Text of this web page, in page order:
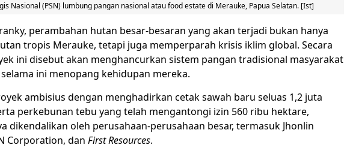
Nasional (PSN) lumbung pangan nasional atau food estate di Merauke, Papua Selatan. [Ist]
perambahan hutan besar-besaran yang akan terjadi bukan hanya
tropis Merauke, tetapi juga memperparah krisis iklim global. Secara
ini disebut akan menghancurkan sistem pangan tradisional masyarakat
ini menopang kehidupan mereka.
ambisius dengan menghadirkan cetak sawah baru seluas 1,2 juta
perkebunan tebu yang telah mengantongi izin 560 ribu hektare,
dikendalikan oleh perusahaan-perusahaan besar, termasuk Jhonlin
Corporation, dan First Resources.